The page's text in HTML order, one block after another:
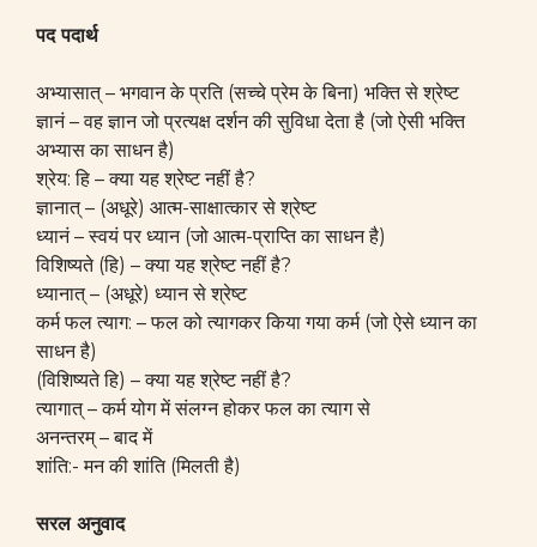
पद पदार्थ
अभ्यासात् – भगवान के प्रति (सच्चे प्रेम के बिना) भक्ति से श्रेष्ट
ज्ञानं – वह ज्ञान जो प्रत्यक्ष दर्शन की सुविधा देता है (जो ऐसी भक्ति
अभ्यास का साधन है)
श्रेय: हि – क्या यह श्रेष्ट नहीं है?
ज्ञानात् – (अधूरे) आत्म-साक्षात्कार से श्रेष्ट
ध्यानं – स्वयं पर ध्यान (जो आत्म-प्राप्ति का साधन है)
विशिष्यते (हि) – क्या यह श्रेष्ट नहीं है?
ध्यानात् – (अधूरे) ध्यान से श्रेष्ट
कर्म फल त्याग: – फल को त्यागकर किया गया कर्म (जो ऐसे ध्यान का
साधन है)
(विशिष्यते हि) – क्या यह श्रेष्ट नहीं है?
त्यागात् – कर्म योग में संलग्न होकर फल का त्याग से
अनन्तरम् – बाद में
शांति:- मन की शांति (मिलती है)
सरल अनुवाद